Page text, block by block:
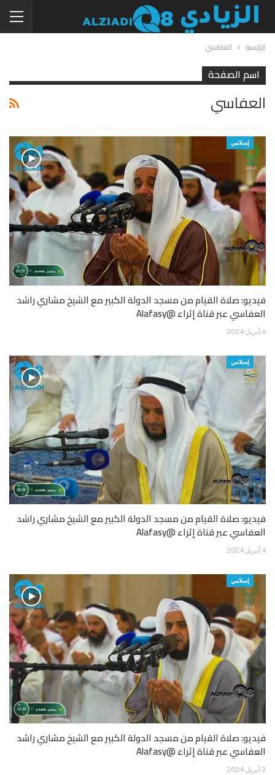
الرئيسية العفاسي
اسم الصفحة
العفاسي
إسلامي
فيديو: صلاة القيام من مسجد الدولة الكبير مع الشيخ مشاري راشد
العفاسي عبر قناة إثراء @Alafasy
6 أبريل 2024
إسلامي
فيديو: صلاة القيام من مسجد الدولة الكبير مع الشيخ مشاري راشد
العفاسي عبر قناة إثراء @Alafasy
4 أبريل 2024
إسلامي
فيديو: صلاة القيام من مسجد الدولة الكبير مع الشيخ مشاري راشد
العفاسي عبر قناة إثراء @Alafasy
3 أبريل 2024